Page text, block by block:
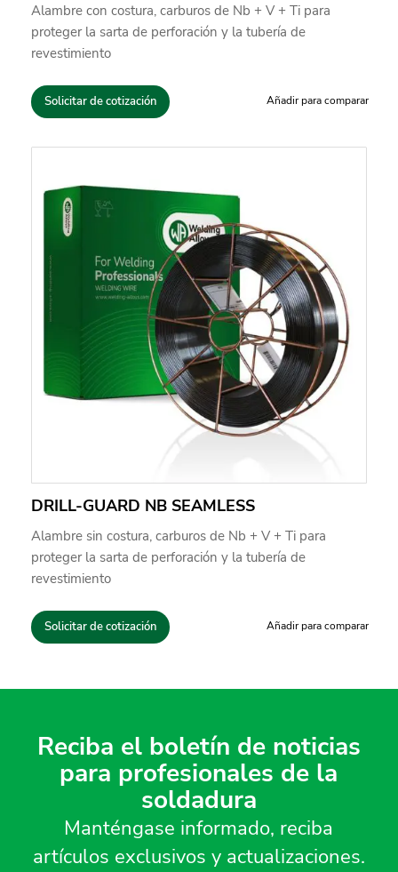
Alambre con costura, carburos de Nb + V + Ti para
proteger la sarta de perforación y la tubería de
revestimiento
Añadir para comparar
Solicitar de cotización
DRILL-GUARD NB SEAMLESS
Alambre sin costura, carburos de Nb + V + Ti para
proteger la sarta de perforación y la tubería de
revestimiento
Añadir para comparar
Solicitar de cotización
Reciba el boletín de noticias
para profesionales de la
soldadura
Manténgase informado, reciba
artículos exclusivos y actualizaciones.